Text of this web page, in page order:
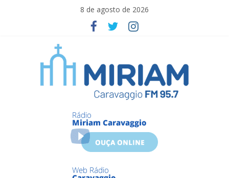
8 de agosto de 2026
Miriam
Caravaggio